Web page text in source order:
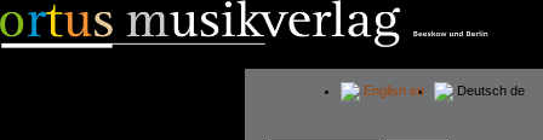
Deutsch de
English en